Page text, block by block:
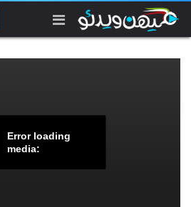
Error loading
media: